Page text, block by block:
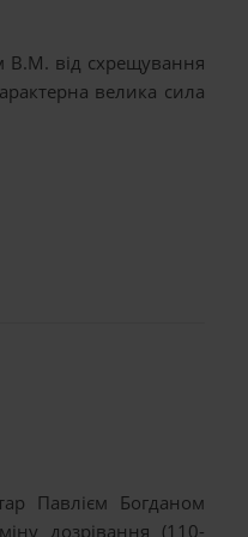
В.М. від схрещування
велика сила
Павлієм Богданом
дозрівання (110-